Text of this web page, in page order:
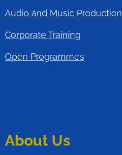
Audio and Music Production
Corporate Training
Open Programmes
About Us